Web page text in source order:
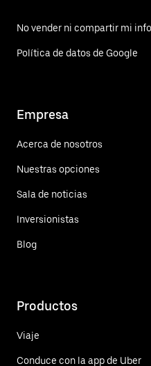
No vender ni compartir mi
Política de datos de Google
Empresa
Acerca de nosotros
Nuestras opciones
Sala de noticias
Inversionistas
Blog
Productos
Viaje
Conduce con la app de Uber